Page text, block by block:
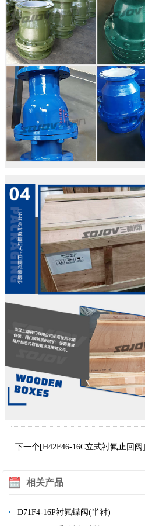
下一个[H42F46-16C立式衬氟止回阀]
相关产品
D71F4-16P衬氟蝶阀(半衬)